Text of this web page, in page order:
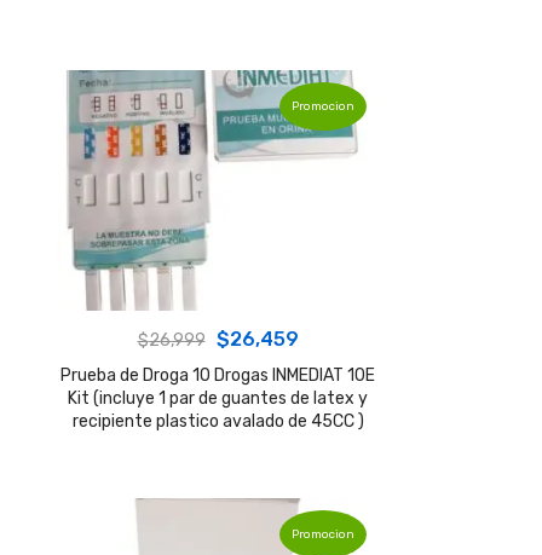
Promocion
$26,999 Original
price
was:
$26,459Current
price
is:
Prueba de Droga 10 Drogas INMEDIAT 10E
Kit (incluye 1 par de guantes de latex y
recipiente plastico avalado de 45CC )
Promocion